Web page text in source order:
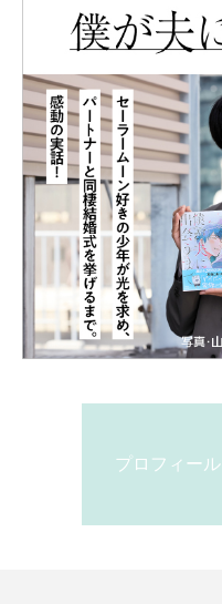
プロフィール